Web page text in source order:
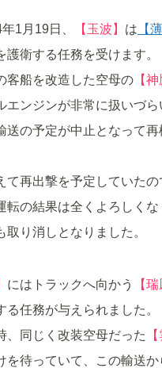
1月19日、 【玉波】 は 【
護衛する任務を受けます。
客船を改造した空母の 【神
エンジンが非常に扱いづ
送の予定が中止となって再
て再出撃を予定していたの
転の結果は全くよろしくな
取り消しとなりました。
にはトラックへ向かう 【瑞
る任務が与えられました。
、同じく改装空母だった
を待っていて、この輸送か